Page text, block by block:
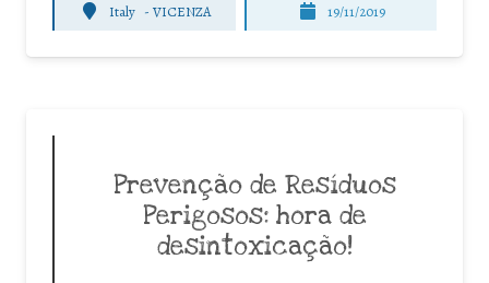
Italy - VICENZA 19/11/2019
Prevenção de Resíduos
Perigosos: hora de
desintoxicação!